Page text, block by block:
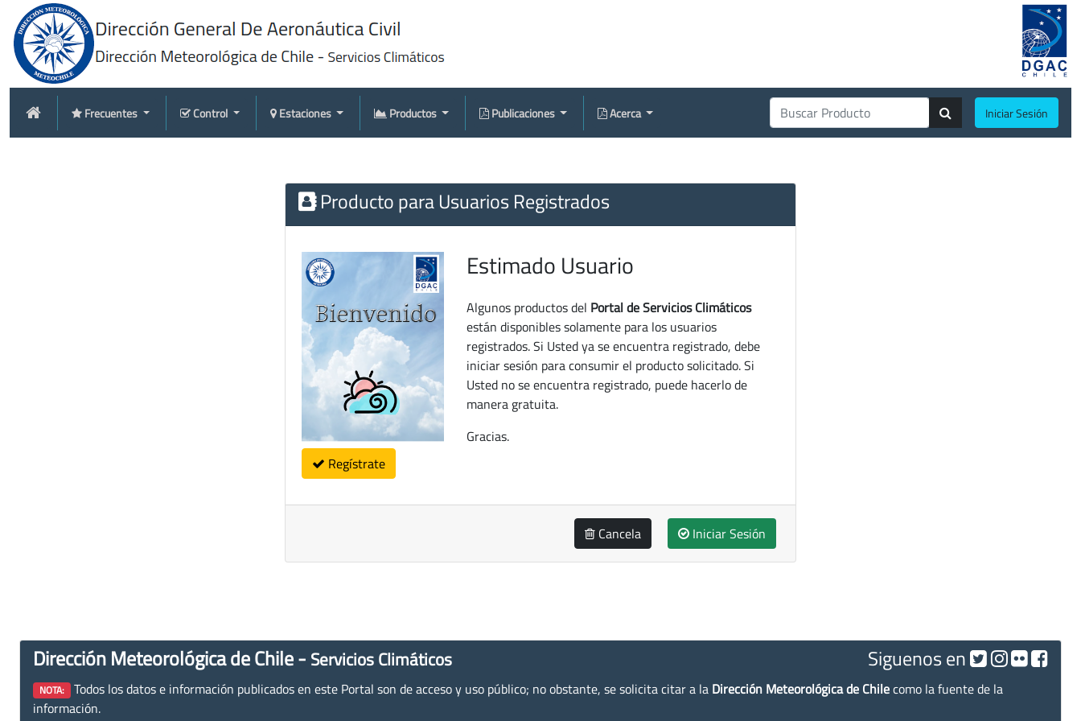
Frecuentes Control Estaciones Productos Publicaciones Acerca Iniciar Sesión
Producto para Usuarios Registrados
Regístrate
Estimado Usuario
Algunos productos del Portal de Servicios Climáticos
están disponibles solamente para los usuarios
registrados. Si Usted ya se encuentra registrado, debe
iniciar sesión para consumir el producto solicitado. Si
Usted no se encuentra registrado, puede hacerlo de
manera gratuita.
Gracias.
Cancela Iniciar Sesión
Dirección Meteorológica de Chile - Servicios Climáticos Siguenos en
NOTA: Todos los datos e información publicados en este Portal son de acceso y uso público; no obstante, se solicita citar a la Dirección Meteorológica de Chilecomo la fuente de la
información.